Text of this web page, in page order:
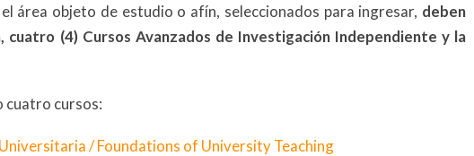
área objeto de estudio o afín, seleccionados para ingresar, deben
(4) Cursos Avanzados de Investigación Independiente y la
cuatro cursos:
/ Foundations of University Teaching